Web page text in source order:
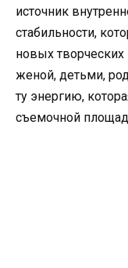
источник
стабильности,
новых
женой, детьми,
ту энергию,
съемочной